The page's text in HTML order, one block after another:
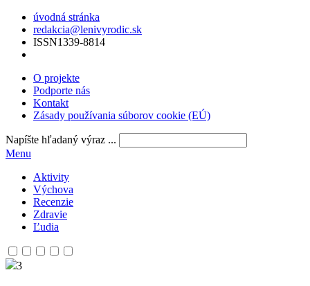
úvodná stránka
redakcia@lenivyrodic.sk
ISSN1339-8814
O projekte
Podporte nás
Kontakt
Zásady používania súborov cookie (EÚ)
Napíšte hľadaný výraz ...
Menu
Aktivity
Výchova
Recenzie
Zdravie
Ľudia
3